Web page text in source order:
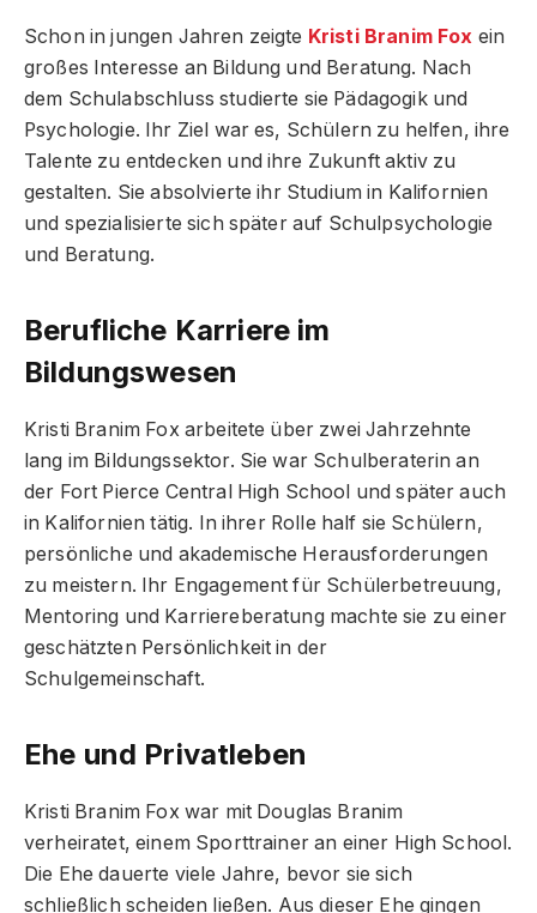
Schon in jungen Jahren zeigte Kristi Branim Fox ein
großes Interesse an Bildung und Beratung. Nach
dem Schulabschluss studierte sie Pädagogik und
Psychologie. Ihr Ziel war es, Schülern zu helfen, ihre
Talente zu entdecken und ihre Zukunft aktiv zu
gestalten. Sie absolvierte ihr Studium in Kalifornien
und spezialisierte sich später auf Schulpsychologie
und Beratung.
Berufliche Karriere im
Bildungswesen
Kristi Branim Fox arbeitete über zwei Jahrzehnte
lang im Bildungssektor. Sie war Schulberaterin an
der Fort Pierce Central High School und später auch
in Kalifornien tätig. In ihrer Rolle half sie Schülern,
persönliche und akademische Herausforderungen
zu meistern. Ihr Engagement für Schülerbetreuung,
Mentoring und Karriereberatung machte sie zu einer
geschätzten Persönlichkeit in der
Schulgemeinschaft.
Ehe und Privatleben
Kristi Branim Fox war mit Douglas Branim
verheiratet, einem Sporttrainer an einer High School.
Die Ehe dauerte viele Jahre, bevor sie sich
schließlich scheiden ließen. Aus dieser Ehe gingen